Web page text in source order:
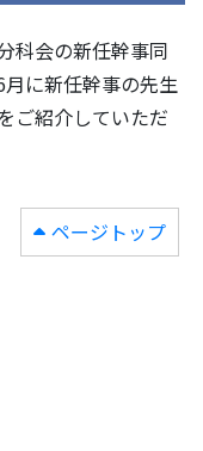
科会の新任幹事同
に新任幹事の先生
ご紹介していただ
ページトップ